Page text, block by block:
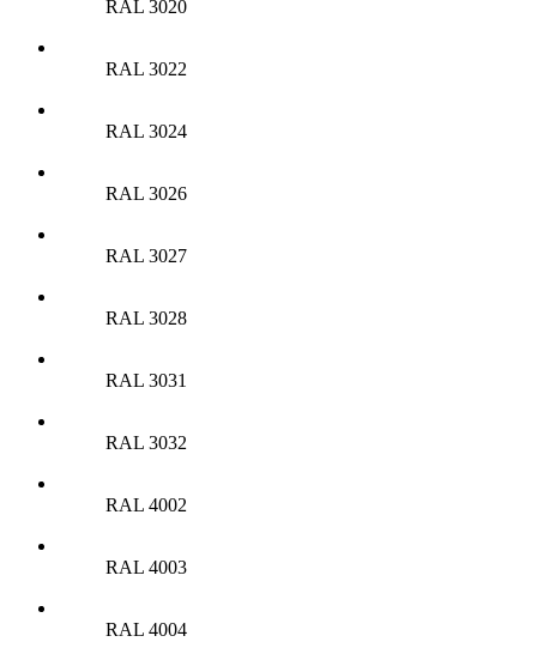
RAL 3020
RAL 3022
RAL 3024
RAL 3026
RAL 3027
RAL 3028
RAL 3031
RAL 3032
RAL 4002
RAL 4003
RAL 4004